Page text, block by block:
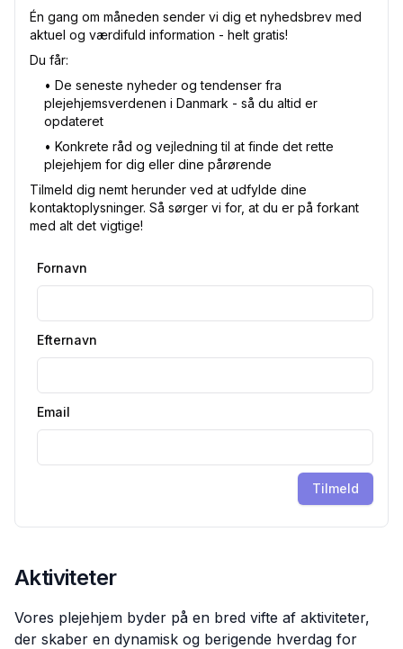
Én gang om måneden sender vi dig et nyhedsbrev med
aktuel og værdifuld information - helt gratis!
Du får:
•⁠ De seneste nyheder og tendenser fra
plejehjemsverdenen i Danmark - så du altid er
opdateret
•⁠ Konkrete råd og vejledning til at finde det rette
plejehjem for dig eller dine pårørende
Tilmeld dig nemt herunder ved at udfylde dine
kontaktoplysninger. Så sørger vi for, at du er på forkant
med alt det vigtige!
Fornavn
Efternavn
Email
Tilmeld
Aktiviteter
Vores plejehjem byder på en bred vifte af aktiviteter,
der skaber en dynamisk og berigende hverdag for